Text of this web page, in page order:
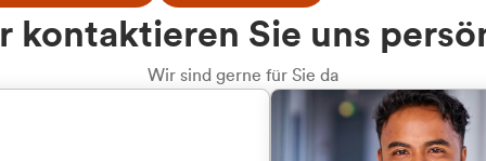
Inhalte und Anzeigen zu personalisieren, Funktionen für
auf unsere Website zu analysieren. Außerdem geben wir
an unsere Partner für soziale Medien, Werbung und
möglicherweise mit weiteren Daten zusammen,
Ihrer Nutzung der Dienste gesammelt haben.
kontaktieren Sie uns
Wir sind gerne für Sie da